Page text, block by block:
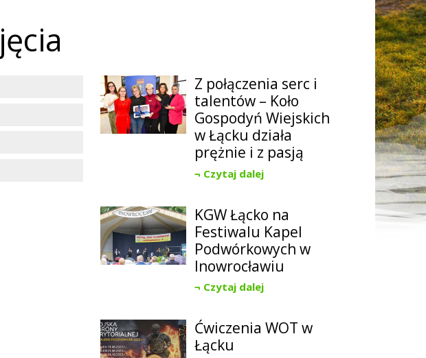
Z połączenia serc i
talentów – Koło
Gospodyń Wiejskich
w Łącku działa
prężnie i z pasją
Czytaj dalej
KGW Łącko na
Festiwalu Kapel
Podwórkowych w
Inowrocławiu
Czytaj dalej
Ćwiczenia WOT w
Łącku